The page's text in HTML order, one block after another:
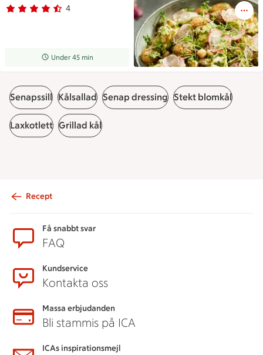
Betyg 4.5 av 5. 4
4 personer har röstat
Receptet tar Under 45 min att tillaga
Under 45 min
Senapssill Kålsallad Senap dressing Stekt blomkål
Laxkotlett Grillad kål
Recept
Få snabbt svar
FAQ
Kundservice
Kontakta oss
Massa erbjudanden
Bli stammis på ICA
ICAs inspirationsmejl